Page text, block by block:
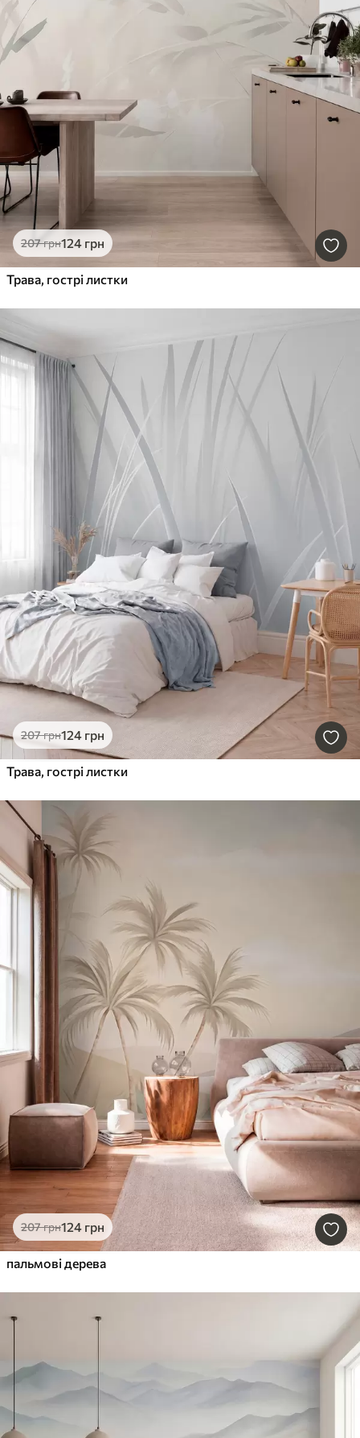
207грн124 грн
Трава, гострі листки
207грн124 грн
Трава, гострі листки
207грн124 грн
пальмові дерева